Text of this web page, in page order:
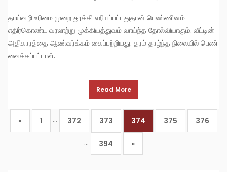
தாய்வழி உரிமை முறை தூக்கி எறியப்பட்டதுதான் பெண்ணினம்
எதிர்கொண்ட வரலாற்று முக்கியத்துவம் வாய்ந்த தோல்வியாகும். வீட்டின்
அதிகாரத்தை ஆண்வர்க்கம் கைப்பற்றியது. தரம் தாழ்ந்த நிலையில் பெண்
வைக்கப்பட்டாள்.
Read More
« 1 … 372 373 374 375 376
… 394 »